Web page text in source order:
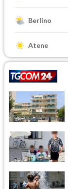
Berlino
Atene